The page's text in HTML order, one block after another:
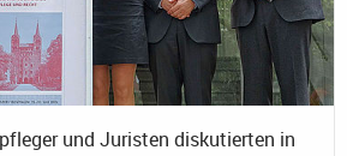
und Juristen diskutierten in